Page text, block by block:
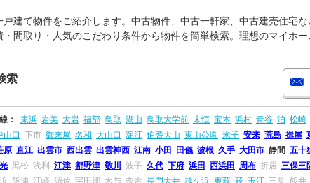
建て物件をご紹介します。中古物件、中古一軒家、中古建売住宅
間取り・人気のこだわり条件から物件を簡単検索。理想のマイホ
索
： 東浜 岩美 大岩 福部 鳥取 湖山 鳥取大学前 末恒 宝木 浜村 青谷 泊 松崎
山口 下市 御来屋 名和 大山口 淀江 伯耆大山 東山公園 米子 安来 荒島 揖屋
原 直江 出雲市 西出雲 出雲神西 江南 小田 田儀 波根 久手 大田市 静間 五十
黒松 浅利 江津 都野津 敬川 波子 久代 下府 浜田 西浜田 周布 折居 三保三
飯浦 江崎 須佐 宇田郷 木与 奈古 長門大井 越ケ浜 東萩 萩 玉江 三見 飯井